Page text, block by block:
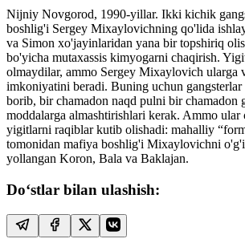
Nijniy Novgorod, 1990-yillar. Ikki kichik
boshlig'i Sergey Mixaylovichning qo'lida
va Simon xo'jayinlaridan yana bir topshiriq
bo'yicha mutaxassis kimyogarni chaqirish.
olmaydilar, ammo Sergey Mixaylovich ularga
imkoniyatini beradi. Buning uchun
borib, bir chamadon naqd pulni bir chamadon
moddalarga almashtirishlari kerak. Ammo ular
yigitlarni raqiblar kutib olishadi: mahalliy
tomonidan mafiya boshlig'i Mixaylovichni
yollangan Koron, Bala va Baklajan.
Do‘stlar bilan ulashish: